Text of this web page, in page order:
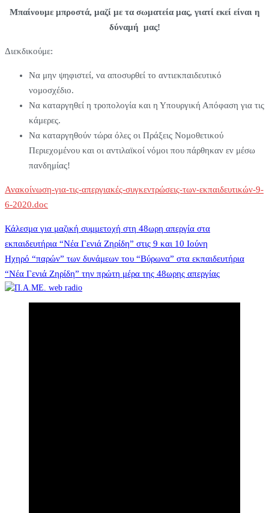
Μπαίνουμε μπροστά, μαζί με τα σωματεία μας, γιατί εκεί είναι η
δύναμή μας!
Διεκδικούμε:
Να μην ψηφιστεί, να αποσυρθεί το αντιεκπαιδευτικό
νομοσχέδιο.
Να καταργηθεί η τροπολογία και η Υπουργική Απόφαση για τις
κάμερες.
Να καταργηθούν τώρα όλες οι Πράξεις Νομοθετικού
Περιεχομένου και οι αντιλαϊκοί νόμοι που πάρθηκαν εν μέσω
πανδημίας!
Ανακοίνωση-για-τις-απεργιακές-συγκεντρώσεις-των-εκπαιδευτικών-9-
6-2020.doc
Πλοήγηση
άρθρων
Κάλεσμα για μαζική συμμετοχή στη 48ωρη απεργία στα
εκπαιδευτήρια “Νέα Γενιά Ζηρίδη” στις 9 και 10 Ιούνη
Ηχηρό “παρών” των δυνάμεων του “Βύρωνα” στα εκπαιδευτήρια
“Νέα Γενιά Ζηρίδη” την πρώτη μέρα της 48ωρης απεργίας